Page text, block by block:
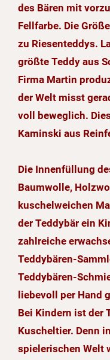
des Bären mit
Fellfarbe. Die
zu Riesenteddys.
größte Teddy aus
Firma Martin
der Welt misst
voll beweglich.
Kaminski aus
Die Innenfüllung
Baumwolle,
kuschelweichen
der Teddybär ein
zahlreiche
Teddybären-
Teddybären-
liebevoll per Hand
Bei Kindern ist der
Kuscheltier. Denn
spielerischen Welt